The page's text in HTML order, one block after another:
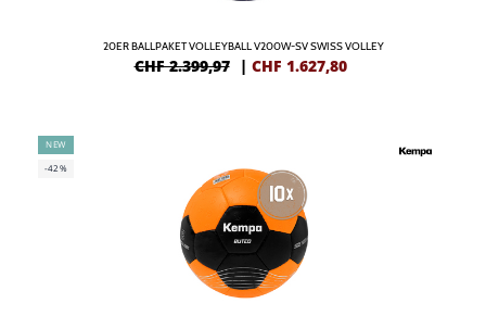
20ER BALLPAKET VOLLEYBALL V200W-SV SWISS VOLLEY
CHF 2.399,97 | CHF 1.627,80
NEW
-42%